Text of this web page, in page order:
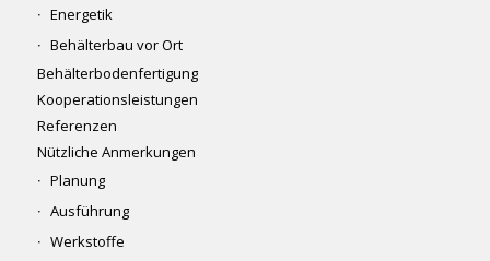
Energetik
Behälterbau vor Ort
Behälterbodenfertigung
Kooperationsleistungen
Referenzen
Nützliche Anmerkungen
Planung
Ausführung
Werkstoffe